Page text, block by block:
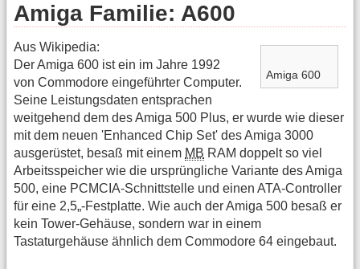
Amiga Familie: A600
Amiga 600
Aus Wikipedia:
Der Amiga 600 ist ein im Jahre 1992
von Commodore eingeführter Computer.
Seine Leistungsdaten entsprachen
weitgehend dem des Amiga 500 Plus, er wurde wie dieser
mit dem neuen 'Enhanced Chip Set' des Amiga 3000
ausgerüstet, besaß mit einem MB RAM doppelt so viel
Arbeitsspeicher wie die ursprüngliche Variante des Amiga
500, eine PCMCIA-Schnittstelle und einen ATA-Controller
für eine 2,5„-Festplatte. Wie auch der Amiga 500 besaß er
kein Tower-Gehäuse, sondern war in einem
Tastaturgehäuse ähnlich dem Commodore 64 eingebaut.